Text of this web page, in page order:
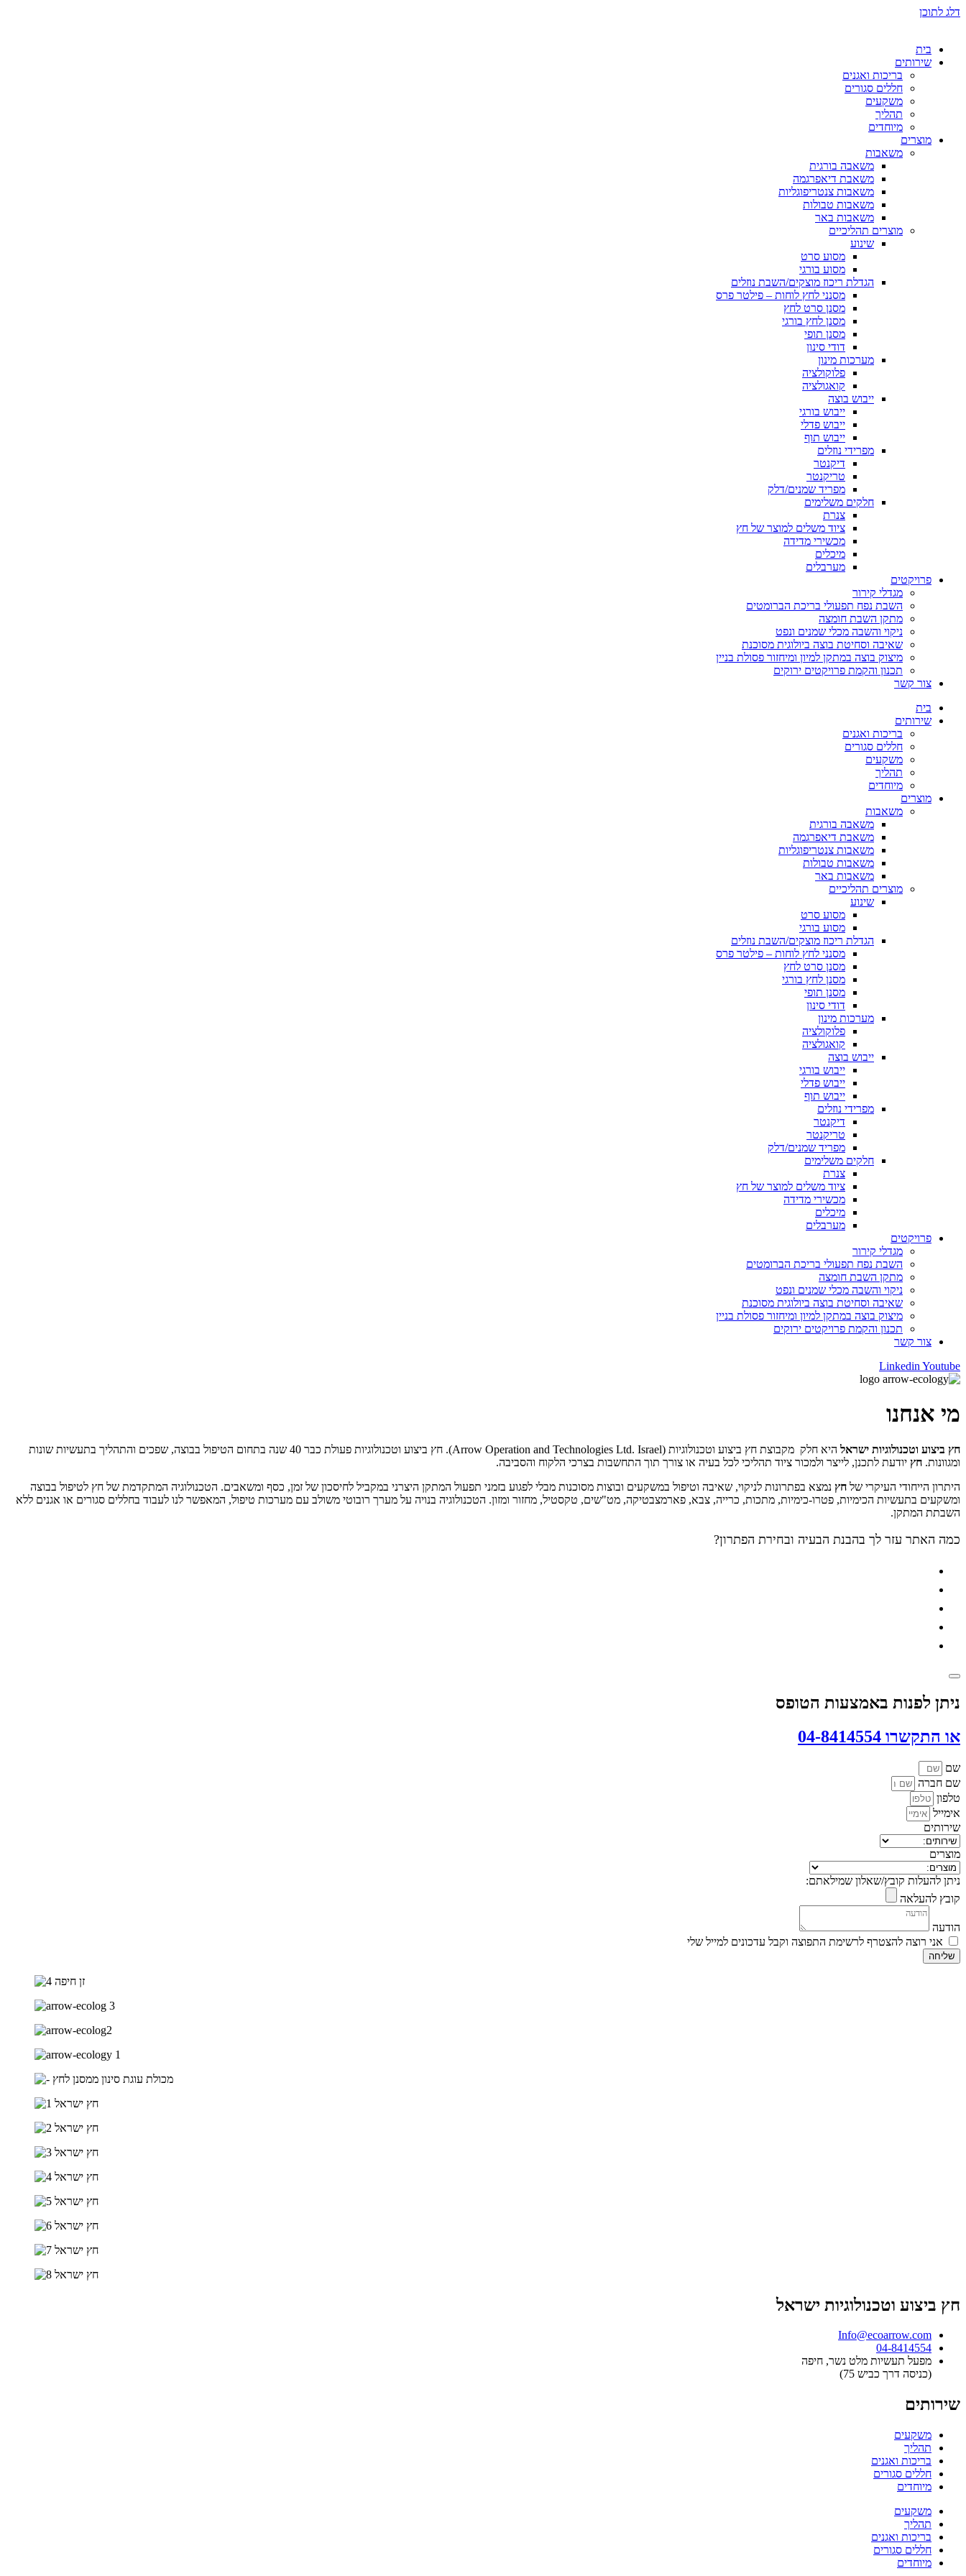
דלג לתוכן
בית
שירותים
בריכות ואגנים
חללים סגורים
משקעים
תהליך
מיוחדים
מוצרים
משאבות
משאבה בורגית
משאבת דיאפרגמה
משאבות צנטריפוגליות
משאבות טבולות
משאבות באר
מוצרים תהליכיים
שינוע
מסוע סרט
מסוע בורגי
הגדלת ריכוז מוצקים/השבת נוזלים
מסנני לחץ לוחות – פילטר פרס
מסנן סרט לחץ
מסנן לחץ בורגי
מסנן תופי
דודי סינון
מערכות מינון
פלוקולציה
קואגולציה
ייבוש בוצה
ייבוש בורגי
ייבוש פדלי
ייבוש תוף
מפרידי נוזלים
דיקנטר
טריקנטר
מפריד שמנים/דלק
חלקים משלימים
צנרת
ציוד משלים למוצר של חץ
מכשירי מדידה
מיכלים
מערבלים
פרויקטים
מגדלי קירור
השבת נפח תפעולי בריכת הברומטים
מתקן השבת חומצה
ניקוי והשבה מכלי שמנים ונפט
שאיבה וסחיטת בוצה ביולוגית מסוכנת
מיצוק בוצה במתקן למיון ומיחזור פסולת בניין
תכנון והקמת פרויקטים ירוקים
צור קשר
בית
שירותים
בריכות ואגנים
חללים סגורים
משקעים
תהליך
מיוחדים
מוצרים
משאבות
משאבה בורגית
משאבת דיאפרגמה
משאבות צנטריפוגליות
משאבות טבולות
משאבות באר
מוצרים תהליכיים
שינוע
מסוע סרט
מסוע בורגי
הגדלת ריכוז מוצקים/השבת נוזלים
מסנני לחץ לוחות – פילטר פרס
מסנן סרט לחץ
מסנן לחץ בורגי
מסנן תופי
דודי סינון
מערכות מינון
פלוקולציה
קואגולציה
ייבוש בוצה
ייבוש בורגי
ייבוש פדלי
ייבוש תוף
מפרידי נוזלים
דיקנטר
טריקנטר
מפריד שמנים/דלק
חלקים משלימים
צנרת
ציוד משלים למוצר של חץ
מכשירי מדידה
מיכלים
מערבלים
פרויקטים
מגדלי קירור
השבת נפח תפעולי בריכת הברומטים
מתקן השבת חומצה
ניקוי והשבה מכלי שמנים ונפט
שאיבה וסחיטת בוצה ביולוגית מסוכנת
מיצוק בוצה במתקן למיון ומיחזור פסולת בניין
תכנון והקמת פרויקטים ירוקים
צור קשר
Linkedin Youtube
מי אנחנו
חץ ביצוע וטכנולוגיות ישראל
היא חלק מקבוצת חץ ביצוע וטכנולוגיות (Arrow Operation and Technologies Ltd. Israel). חץ ביצוע וטכנולוגיות פעולת כבר 40 שנה בתחום הטיפול בבוצה, שפכים והתהליך בתעשיות שונות
ומגוונות. חץ יודעת לתכנן, לייצר ולמכור ציוד תהליכי לכל בעיה או צורך תוך התחשבות בצרכי הלקוח והסביבה.
היתרון הייחודי העיקרי של חץ נמצא בפתרונות לניקוי, שאיבה וטיפול במשקעים ובוצות מסוכנות מבלי לפגוע בזמני תפעול המתקן היצרני במקביל לחיסכון של זמן, כסף ומשאבים. הטכנולוגיה המתקדמת של חץ לטיפול בבוצה
ומשקעים בתעשיות הכימיות, פטרו-כימיות, מתכות, כרייה, צבא, פארמצבטיקה, מט"שים, טקסטיל, מחזור ומזון. הטכנולוגיה בנויה על מערך רובוטי משולב עם מערכות טיפול, המאפשר לנו לעבוד בחללים סגורים או אגנים ללא
השבתת המתקן.
כמה האתר עזר לך בהבנת הבעיה ובחירת הפתרון?
ניתן לפנות באמצעות הטופס
או התקשרו 04-8414554
שם
שם חברה
טלפון
אימייל
שירותים
מוצרים
ניתן להעלות קובץ/שאלון שמילאתם:
קובץ להעלאה
הודעה
אני רוצה להצטרף לרשימת התפוצה וקבל עדכונים למייל שלי
שליחה
חץ ביצוע וטכנולוגיות ישראל
Info@ecoarrow.com
04-8414554
מפעל תעשיות מלט נשר, חיפה
(כניסה דרך כביש 75)
שירותים
משקעים
תהליך
בריכות ואגנים
חללים סגורים
מיוחדים
משקעים
תהליך
בריכות ואגנים
חללים סגורים
מיוחדים